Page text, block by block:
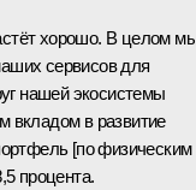
хорошо. В целом
сервисов для
нашей экосистемы
вкладом в развитие
[по физическим
процента.